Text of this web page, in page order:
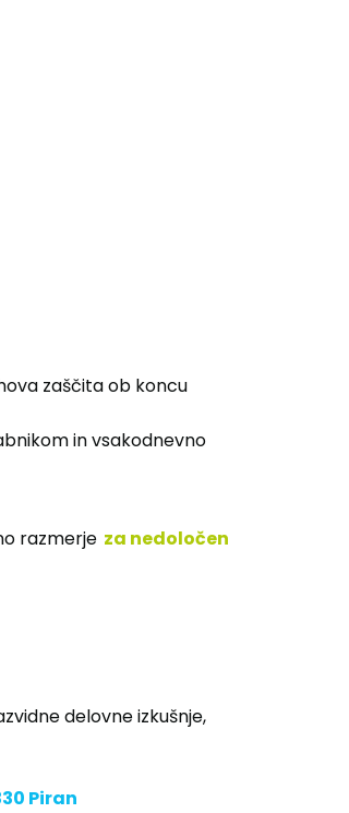
zaščita ob koncu
in vsakodnevno
razmerje za nedoločen
delovne izkušnje,
Piran